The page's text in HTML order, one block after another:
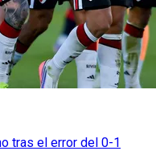
tras el error del 0-1